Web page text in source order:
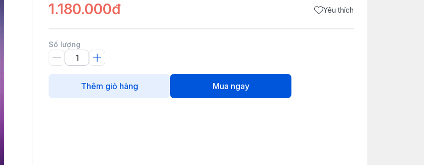
1.180.000đ Yêu thích
Số lượng
Thêm giỏ hàng Mua ngay